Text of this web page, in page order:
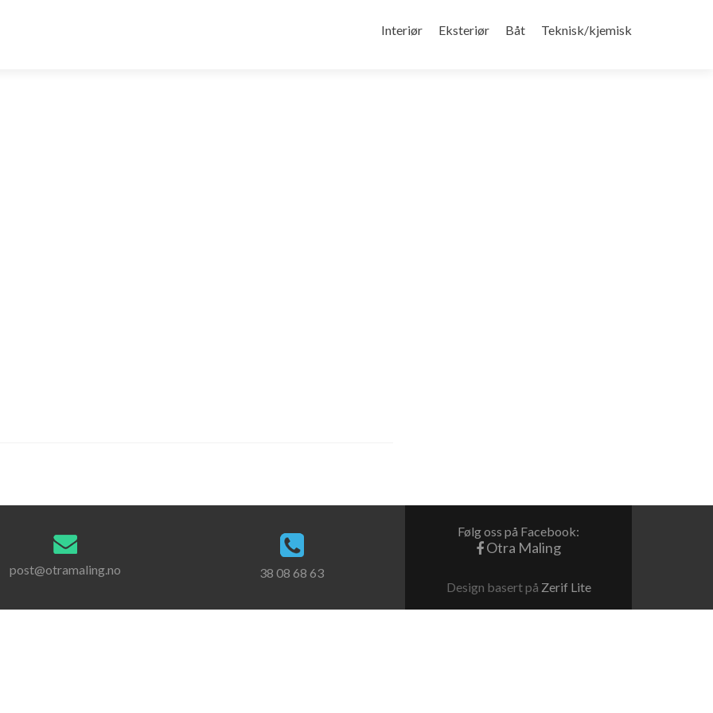
til
Interiør Eksteriør Båt Teknisk/kjemisk
post@otramaling.no 38 08 68 63
Følg oss på Facebook:
Otra Maling
Design basert på Zerif Lite